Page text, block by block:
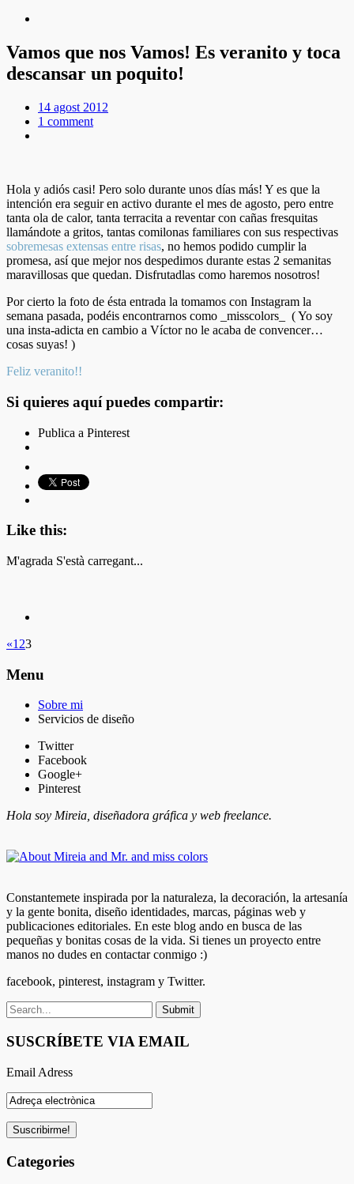
Vamos que nos Vamos! Es veranito y toca
descansar un poquito!
14 agost 2012
1 comment
Hola y adiós casi! Pero solo durante unos días más! Y es que la
intención era seguir en activo durante el mes de agosto, pero entre
tanta ola de calor, tanta terracita a reventar con cañas fresquitas
llamándote a gritos, tantas comilonas familiares con sus respectivas
sobremesas extensas entre risas, no hemos podido cumplir la
promesa, así que mejor nos despedimos durante estas 2 semanitas
maravillosas que quedan. Disfrutadlas como haremos nosotros!
Por cierto la foto de ésta entrada la tomamos con Instagram la
semana pasada, podéis encontrarnos como _misscolors_ ( Yo soy
una insta-adicta en cambio a Víctor no le acaba de convencer…
cosas suyas! )
Feliz veranito!!
Si quieres aquí puedes compartir:
Publica a Pinterest
Like this:
M'agrada S'està carregant...
«1 23
Menu
Sobre mi
Servicios de diseño
Twitter
Facebook
Google+
Pinterest
Hola soy Mireia, diseñadora gráfica y web freelance.
Constantemete inspirada por la naturaleza, la decoración, la artesanía
y la gente bonita, diseño identidades, marcas, páginas web y
publicaciones editoriales. En este blog ando en busca de las
pequeñas y bonitas cosas de la vida. Si tienes un proyecto entre
manos no dudes en contactar conmigo :)
facebook, pinterest, instagram y Twitter.
SUSCRÍBETE VIA EMAIL
Email Adress
Categories